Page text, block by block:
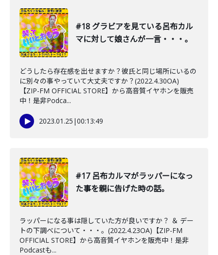
#18 グラビアを見ている呂布カル
マに対して娘さんが一言・・・。
どうしたら存在感を出せますか？彼氏と同じ場所にいるの
に別々の事やっていて大丈夫ですか？(2022.4.30OA)
【ZIP-FM OFFICIAL STORE】から高音質イヤホンを販売
中！是非Podca...
2023.01.25 |00:13:49
#17 呂布カルマがラッパーになっ
た事を親に告げた時の話。
ラッパーになる事は隠していた方が良いですか？ ＆ デー
トの下調べについて・・・。(2022.4.23OA)【ZIP-FM
OFFICIAL STORE】から高音質イヤホンを販売中！是非
Podcastも...